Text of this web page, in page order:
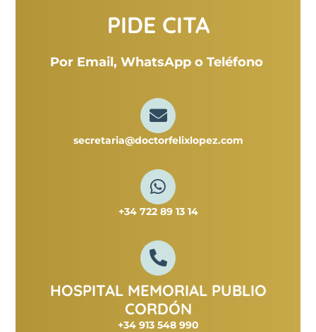
PIDE CITA
Por Email, WhatsApp o Teléfono
secretaria@doctorfelixlopez.com
+34 722 89 13 14
HOSPITAL MEMORIAL PUBLIO
CORDÓN
+34 913 548 990